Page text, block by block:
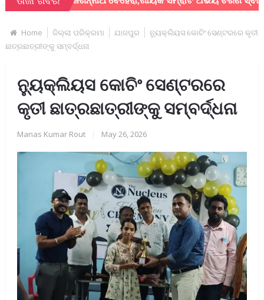
Home ଜିଲ୍ଲା ପରିକ୍ରମା ଯାଜପୁର
ନ୍ୟୁକ୍ଲିୟସ କୋଚିଂ ସେଣ୍ଟରରେ କୃତୀ
ଛାତ୍ରଛାତ୍ରୀଙ୍କୁ ସମ୍ବର୍ଦ୍ଧନା
ନ୍ୟୁକ୍ଲିୟସ କୋଚିଂ ସେଣ୍ଟରରେ
କୃତୀ ଛାତ୍ରଛାତ୍ରୀଙ୍କୁ ସମ୍ବର୍ଦ୍ଧନା
Manas Kumar Rout May 26, 2026